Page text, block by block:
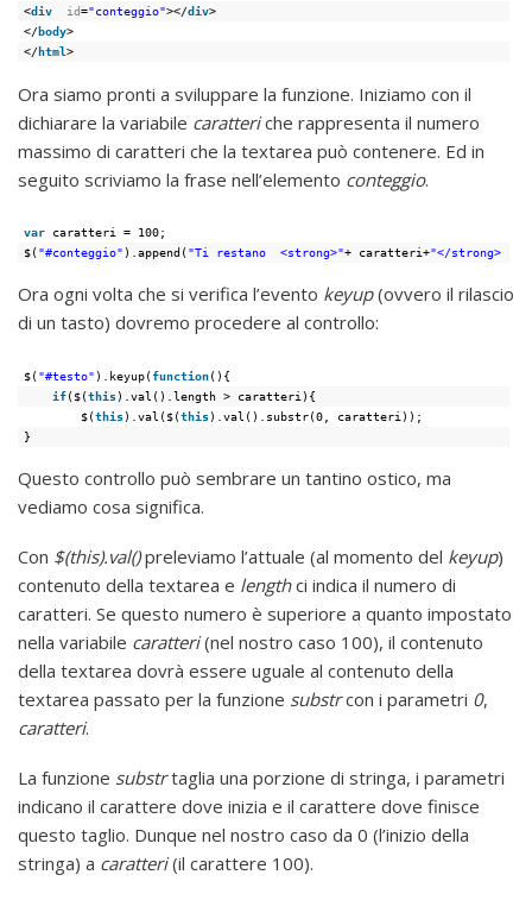
<div id="conteggio"></div>
</ body>
</ html>
Ora siamo pronti a sviluppare la funzione. Iniziamo con il
dichiarare la variabile caratteriche rappresenta il numero
massimo di caratteri che la textarea può contenere. Ed in
seguito scriviamo la frase nell’elemento conteggio.
var caratteri = 100;
$("#conteggio" ).append("Ti restano  <strong>"+ caratteri+"</strong>
Ora ogni volta che si verifica l’evento keyup(ovvero il rilascio
di un tasto) dovremo procedere al controllo:
$("#testo" ).keyup(function(){
if($(this).val().length > caratteri){
$(this).val($(this).val().substr(0, caratteri));
}
Questo controllo può sembrare un tantino ostico, ma
vediamo cosa significa.
Con $(this).val()preleviamo l’attuale (al momento del keyup)
contenuto della textarea e lengthci indica il numero di
caratteri. Se questo numero è superiore a quanto impostato
nella variabile caratteri(nel nostro caso 100), il contenuto
della textarea dovrà essere uguale al contenuto della
textarea passato per la funzione substrcon i parametri 0,
caratteri.
La funzione substrtaglia una porzione di stringa, i parametri
indicano il carattere dove inizia e il carattere dove finisce
questo taglio. Dunque nel nostro caso da 0 (l’inizio della
stringa) a caratteri(il carattere 100).